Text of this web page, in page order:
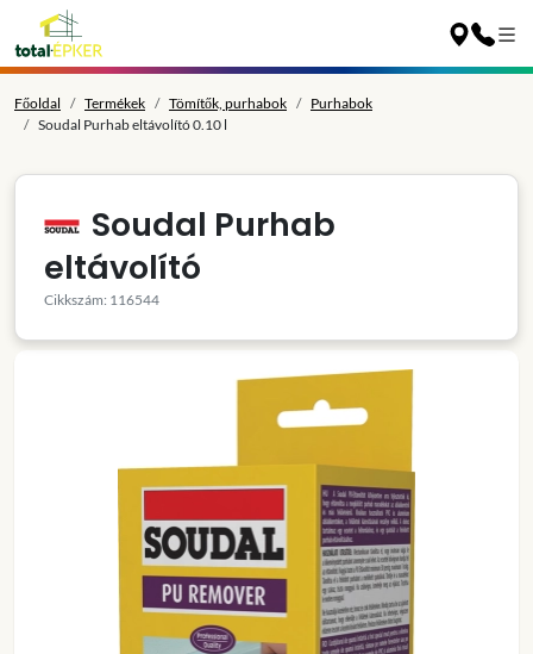
Főoldal Termékek Tömítők, purhabok
Purhabok
Soudal Purhab eltávolító 0.10 l
Soudal Purhab
eltávolító
Cikkszám: 116544